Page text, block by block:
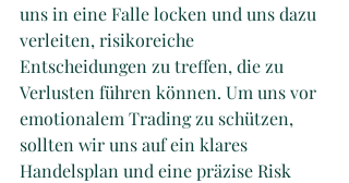
uns in eine Falle locken und uns dazu
verleiten, risikoreiche
Entscheidungen zu treffen, die zu
Verlusten führen können. Um uns vor
emotionalem Trading zu schützen,
sollten wir uns auf ein klares
Handelsplan und eine präzise Risk